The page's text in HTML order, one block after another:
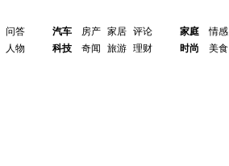
问答
人物
汽车 房产 家居 评论
科技
奇闻 旅游 理财
家庭 情感
时尚
美食